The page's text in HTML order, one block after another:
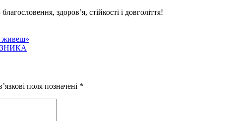
здоров’я, стійкості і довголіття!
живеш»
поля позначені *